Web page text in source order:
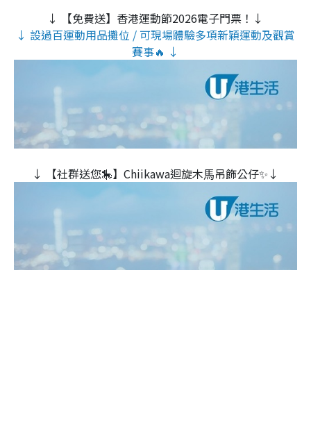
↓ 【免費送】香港運動節2026電子門票！↓
↓ 設過百運動用品攤位 / 可現場體驗多項新穎運動及觀賞
賽事🔥 ↓
↓ 【社群送您🎠】Chiikawa迴旋木⾺吊飾公仔✨↓